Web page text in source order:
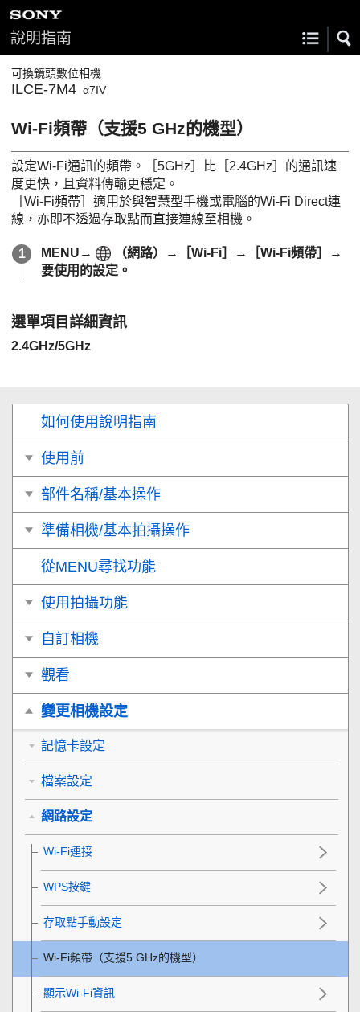
說明指南
可換鏡頭數位相機
ILCE-7M4 α7IV
Wi-Fi頻帶 （支援5 GHz的機型）
設定Wi-Fi通訊的頻帶。 ［5GHz］ 比 ［2.4GHz］ 的通訊速
度更快，且資料傳輸更穩定。
［Wi-Fi頻帶］ 適用於與智慧型手機或電腦的Wi-Fi Direct連
線，亦即不透過存取點而直接連線至相機。
MENU → （網路）→ ［Wi-Fi］ → ［Wi-Fi頻帶］
→
要使用的設定。
選單項目詳細資訊
2.4GHz/5GHz
如何使用說明指南
使用前
部件名稱/基本操作
準備相機/基本拍攝操作
從MENU尋找功能
使用拍攝功能
自訂相機
觀看
變更相機設定
記憶卡設定
檔案設定
網路設定
Wi-Fi連接
WPS按鍵
存取點手動設定
Wi-Fi頻帶 （支援5 GHz的機型）
顯示Wi-Fi資訊